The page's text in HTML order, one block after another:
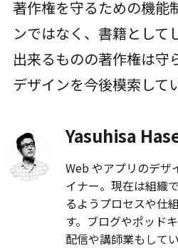
著作権を守るための機能
ンではなく、書籍として
出来るものの著作権は守
デザインを今後模索して
Yasuhisa
Web やアプリのデザ
イナー。現在は組織
るようプロセスや仕
す。ブログやポッド
配信や講師業もしてい